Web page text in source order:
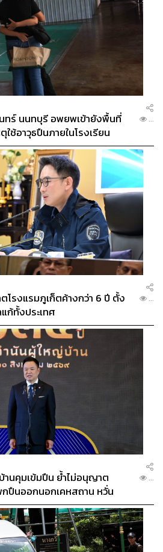
ทร์ นนทบุรี อพยพเข้ายังพื้นที่
ช้อาวุธปืนภายในโรงเรียน
...
โรงแรมภูเก็ตค้างกว่า 6 ปี ตั้ง
ก้ทั้งประเทศ
...
นคุมเข้มปืน ย้ำไม่อนุญาต
ปืนออกนอกเคหสถาน หวั่น
อลงพื้นที่เกิดเหตุ
...